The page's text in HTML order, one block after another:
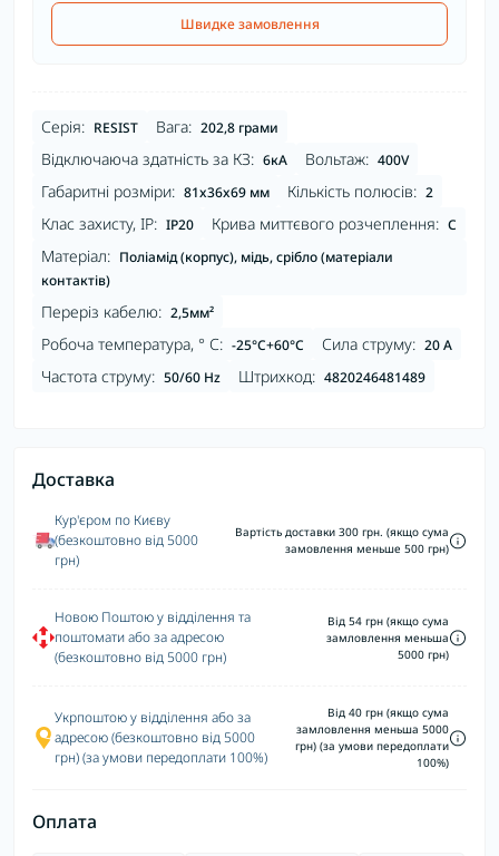
Швидке замовлення
Серія: RESIST Вага: 202,8 грами
Відключаюча здатність за КЗ: 6кА Вольтаж: 400V
Габаритні розміри: 81x36x69 мм Кількість полюсів: 2
Клас захисту, IP: IP20 Крива миттєвого розчеплення: С
Матеріал: Поліамід (корпус), мідь, срібло (матеріали
контактів)
Переріз кабелю: 2,5мм²
Робоча температура, ° С: -25°C+60°С Сила струму: 20 А
Частота струму: 50/60 Hz Штрихкод: 4820246481489
Доставка
Кур'єром по Києву
(безкоштовно від 5000
грн)
Вартість доставки 300 грн. (якщо сума
замовлення меньше 500 грн)
Новою Поштою у відділення та
поштомати або за адресою
(безкоштовно від 5000 грн)
Від 54 грн (якщо сума
замловлення меньша
5000 грн)
Укрпоштою у відділення або за
адресою (безкоштовно від 5000
грн) (за умови передоплати 100%)
Від 40 грн (якщо сума
замловлення меньша 5000
грн) (за умови передоплати
100%)
Оплата